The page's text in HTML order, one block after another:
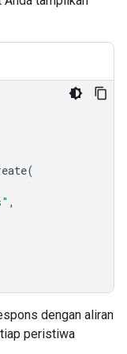
(
,
dengan aliran
peristiwa